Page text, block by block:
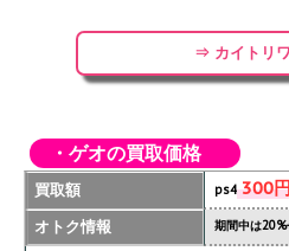
⇒ カイトリ
・ゲオの買取価格
買取額 ps4300
オトク情報 期間中は